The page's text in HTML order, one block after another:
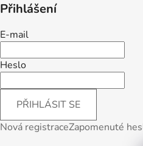
Přihlášení
E-mail
Heslo
PŘIHLÁSIT SE
Nová registraceZapomenuté